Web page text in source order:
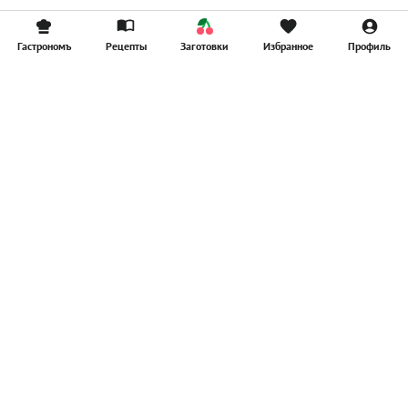
Гастрономъ Рецепты Заготовки Избранное Профиль